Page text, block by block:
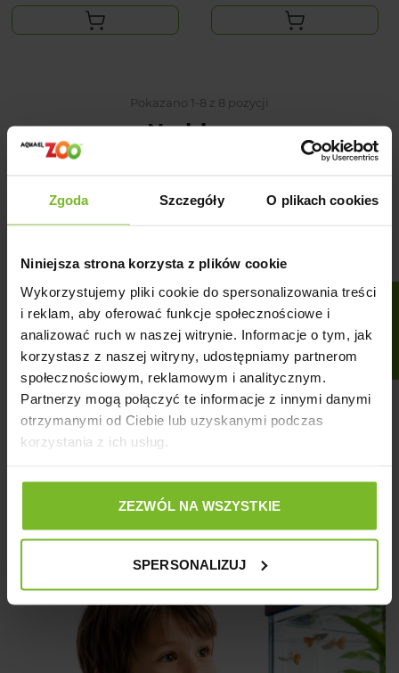
Zgoda Szczegóły O plikach cookies
Niniejsza strona korzysta z plików cookie
Wykorzystujemy pliki cookie do spersonalizowania treści
i reklam, aby oferować funkcje społecznościowe i
analizować ruch w naszej witrynie. Informacje o tym, jak
korzystasz z naszej witryny, udostępniamy partnerom
społecznościowym, reklamowym i analitycznym.
Partnerzy mogą połączyć te informacje z innymi danymi
otrzymanymi od Ciebie lub uzyskanymi podczas
korzystania z ich usług.
ZEZWÓL NA WSZYSTKIE
SPERSONALIZUJ
Pokazano 1-8 z 8 pozycji
Na blogu
Kot brytyjski krótkowłosy. Cała prawda o rasie
02/06/2026 745
Czytaj więcej